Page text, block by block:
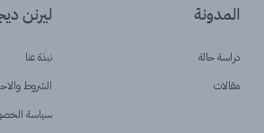
المدونة
دراسة حالة
مقالات
ليرنن
نبذة عنا
الشروط
سياسة